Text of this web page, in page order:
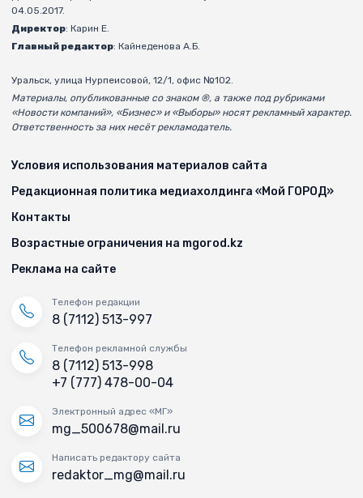
04.05.2017.
Директор: Карин Е.
Главный редактор: Кайнеденова А.Б.
Уральск, улица Нурпеисовой, 12/1, офис №102.
Материалы, опубликованные со знаком ®, а также под рубриками
«Новости компаний», «Бизнес» и «Выборы» носят рекламный характер.
Ответственность за них несёт рекламодатель.
Условия использования материалов сайта
Редакционная политика медиахолдинга «Мой ГОРОД»
Контакты
Возрастные ограничения на mgorod.kz
Реклама на сайте
Телефон редакции
8 (7112) 513-997
Телефон рекламной службы
8 (7112) 513-998
+7 (777) 478-00-04
Электронный адрес «МГ»
mg_500678@mail.ru
Написать редактору сайта
redaktor_mg@mail.ru